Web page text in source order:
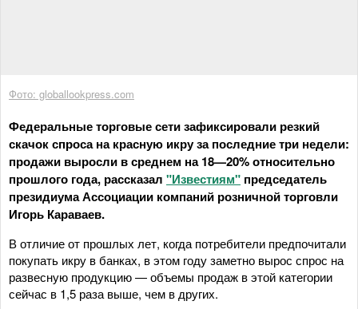
Фото: globallookpress.com
Федеральные торговые сети зафиксировали резкий
скачок спроса на красную икру за последние три недели:
продажи выросли в среднем на 18—20% относительно
прошлого года, рассказал "Известиям" председатель
президиума Ассоциации компаний розничной торговли
Игорь Караваев.
В отличие от прошлых лет, когда потребители предпочитали
покупать икру в банках, в этом году заметно вырос спрос на
развесную продукцию — объемы продаж в этой категории
сейчас в 1,5 раза выше, чем в других.